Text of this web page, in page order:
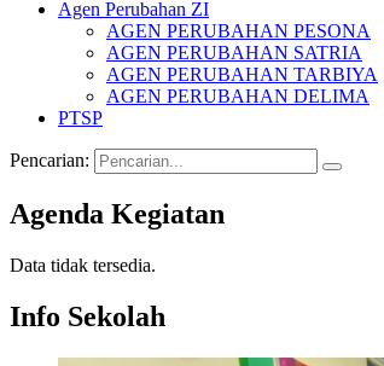
Agen Perubahan ZI
AGEN PERUBAHAN PESONA
AGEN PERUBAHAN SATRIA
AGEN PERUBAHAN TARBIYA
AGEN PERUBAHAN DELIMA
PTSP
Pencarian:
Agenda Kegiatan
Data tidak tersedia.
Info Sekolah